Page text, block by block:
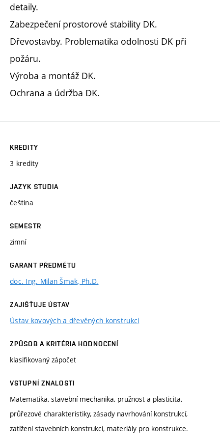
detaily.
Zabezpečení prostorové stability DK.
Dřevostavby. Problematika odolnosti DK při
požáru.
Výroba a montáž DK.
Ochrana a údržba DK.
KREDITY
3 kredity
JAZYK STUDIA
čeština
SEMESTR
zimní
GARANT PŘEDMĚTU
doc. Ing. Milan Šmak, Ph.D.
ZAJIŠŤUJE ÚSTAV
Ústav kovových a dřevěných konstrukcí
ZPŮSOB A KRITÉRIA HODNOCENÍ
klasifikovaný zápočet
VSTUPNÍ ZNALOSTI
Matematika, stavební mechanika, pružnost a plasticita,
průřezové charakteristiky, zásady navrhování konstrukcí,
zatížení stavebních konstrukcí, materiály pro konstrukce.